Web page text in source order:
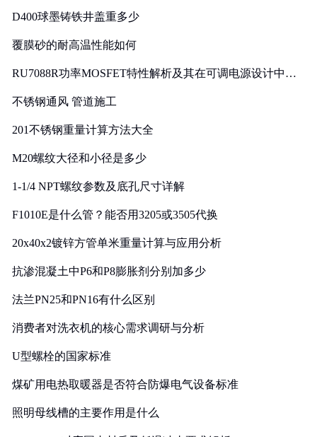
D400球墨铸铁井盖重多少
覆膜砂的耐高温性能如何
RU7088R功率MOSFET特性解析及其在可调电源设计中的
不锈钢通风 管道施工
201不锈钢重量计算方法大全
M20螺纹大径和小径是多少
1-1/4 NPT螺纹参数及底孔尺寸详解
F1010E是什么管？能否用3205或3505代换
20x40x2镀锌方管单米重量计算与应用分析
抗渗混凝土中P6和P8膨胀剂分别加多少
法兰PN25和PN16有什么区别
消费者对洗衣机的核心需求调研与分析
U型螺栓的国家标准
煤矿用电热取暖器是否符合防爆电气设备标准
照明母线槽的主要作用是什么